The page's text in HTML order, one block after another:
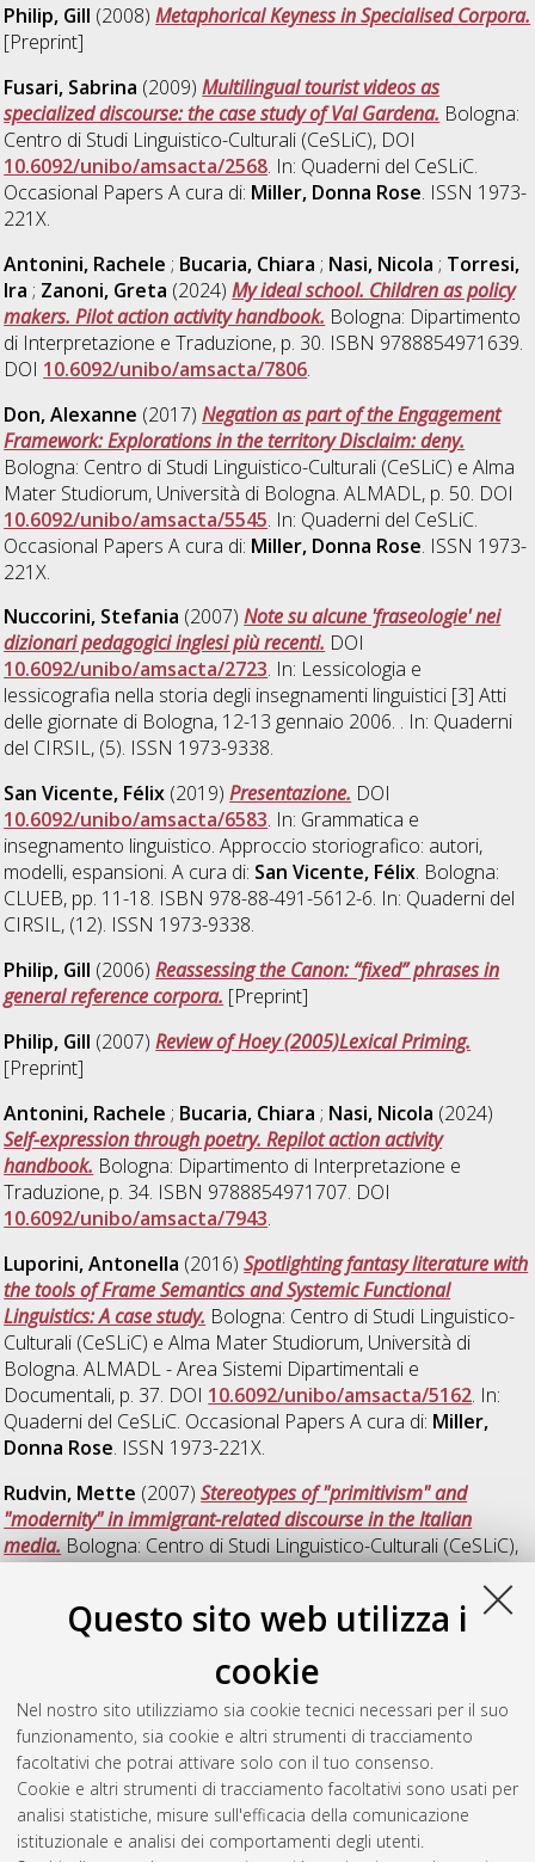
Questo sito web utilizza i
cookie
Nel nostro sito utilizziamo sia cookie tecnici necessari per il suo
funzionamento, sia cookie e altri strumenti di tracciamento
facoltativi che potrai attivare solo con il tuo consenso.
Cookie e altri strumenti di tracciamento facoltativi sono usati per
analisi statistiche, misure sull'efficacia della comunicazione
istituzionale e analisi dei comportamenti degli utenti.
Philip, Gill (2008)Metaphorical Keyness in Specialised Corpora.
[Preprint]
Fusari, Sabrina (2009)Multilingual tourist videos as
specialized discourse: the case study of Val Gardena. Bologna:
Centro di Studi Linguistico-Culturali (CeSLiC), DOI
10.6092/unibo/amsacta/2568. In: Quaderni del CeSLiC.
Occasional Papers A cura di: Miller, Donna Rose. ISSN 1973-
221X.
Antonini, Rachele ; Bucaria, Chiara ; Nasi, Nicola ; Torresi,
Ira ; Zanoni, Greta (2024)My ideal school. Children as policy
makers. Pilot action activity handbook. Bologna: Dipartimento
di Interpretazione e Traduzione, p. 30. ISBN 9788854971639.
DOI 10.6092/unibo/amsacta/7806.
Don, Alexanne (2017)Negation as part of the Engagement
Framework: Explorations in the territory Disclaim: deny.
Bologna: Centro di Studi Linguistico-Culturali (CeSLiC) e Alma
Mater Studiorum, Università di Bologna. ALMADL, p. 50. DOI
10.6092/unibo/amsacta/5545. In: Quaderni del CeSLiC.
Occasional Papers A cura di: Miller, Donna Rose. ISSN 1973-
221X.
Nuccorini, Stefania (2007)Note su alcune 'fraseologie' nei
dizionari pedagogici inglesi più recenti. DOI
10.6092/unibo/amsacta/2723. In: Lessicologia e
lessicografia nella storia degli insegnamenti linguistici [3] Atti
delle giornate di Bologna, 12-13 gennaio 2006. . In: Quaderni
del CIRSIL, (5). ISSN 1973-9338.
San Vicente, Félix (2019)Presentazione. DOI
10.6092/unibo/amsacta/6583. In: Grammatica e
insegnamento linguistico. Approccio storiografico: autori,
modelli, espansioni. A cura di: San Vicente, Félix. Bologna:
CLUEB, pp. 11-18. ISBN 978-88-491-5612-6. In: Quaderni del
CIRSIL, (12). ISSN 1973-9338.
Philip, Gill (2006)Reassessing the Canon: “fixed” phrases in
general reference corpora. [Preprint]
Philip, Gill (2007)Review of Hoey (2005)Lexical Priming.
[Preprint]
Antonini, Rachele ; Bucaria, Chiara ; Nasi, Nicola (2024)
Self-expression through poetry. Repilot action activity
handbook. Bologna: Dipartimento di Interpretazione e
Traduzione, p. 34. ISBN 9788854971707. DOI
10.6092/unibo/amsacta/7943.
Luporini, Antonella (2016)Spotlighting fantasy literature with
the tools of Frame Semantics and Systemic Functional
Linguistics: A case study. Bologna: Centro di Studi Linguistico-
Culturali (CeSLiC) e Alma Mater Studiorum, Università di
Bologna. ALMADL - Area Sistemi Dipartimentali e
Documentali, p. 37. DOI 10.6092/unibo/amsacta/5162. In:
Quaderni del CeSLiC. Occasional Papers A cura di: Miller,
Donna Rose. ISSN 1973-221X.
Rudvin, Mette (2007)Stereotypes of "primitivism" and
"modernity" in immigrant-related discourse in the Italian
media. Bologna: Centro di Studi Linguistico-Culturali (CeSLiC),
Miller, Donna Rose.
ISSN 1973-221X.
Della Putta, Paolo
Teacher training and family involvement in pluralistic
approaches to language education. Pilot action activity
handbook. Bologna: Dipartimento di Interpretazione e
Traduzione, p. 56. ISBN 9788854971714. DOI
10.6092/unibo/amsacta/7944.